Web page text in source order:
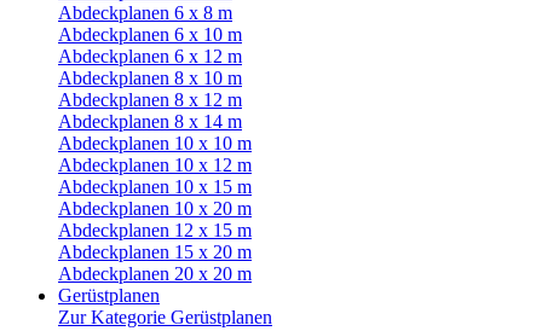
Abdeckplanen 6 x 8 m
Abdeckplanen 6 x 10 m
Abdeckplanen 6 x 12 m
Abdeckplanen 8 x 10 m
Abdeckplanen 8 x 12 m
Abdeckplanen 8 x 14 m
Abdeckplanen 10 x 10 m
Abdeckplanen 10 x 12 m
Abdeckplanen 10 x 15 m
Abdeckplanen 10 x 20 m
Abdeckplanen 12 x 15 m
Abdeckplanen 15 x 20 m
Abdeckplanen 20 x 20 m
Gerüstplanen
Zur Kategorie Gerüstplanen